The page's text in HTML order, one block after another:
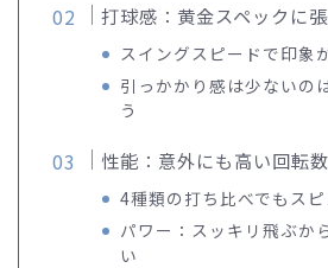
打球感：黄金スペックに
スイングスピードで印象
引っかかり感は少ないの
う
性能：意外にも高い回転
4種類の打ち比べでもス
パワー：スッキリ飛ぶか
い